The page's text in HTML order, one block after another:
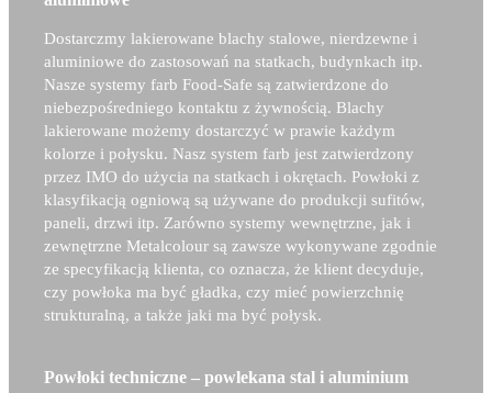
Dostarczmy lakierowane blachy stalowe, nierdzewne i
aluminiowe do zastosowań na statkach, budynkach itp.
Nasze systemy farb Food-Safe są zatwierdzone do
niebezpośredniego kontaktu z żywnością. Blachy
lakierowane możemy dostarczyć w prawie każdym
kolorze i połysku. Nasz system farb jest zatwierdzony
przez IMO do użycia na statkach i okrętach. Powłoki z
klasyfikacją ogniową są używane do produkcji sufitów,
paneli, drzwi itp. Zarówno systemy wewnętrzne, jak i
zewnętrzne Metalcolour są zawsze wykonywane zgodnie
ze specyfikacją klienta, co oznacza, że klient decyduje,
czy powłoka ma być gładka, czy mieć powierzchnię
strukturalną, a także jaki ma być połysk.
Powłoki techniczne – powlekana stal i aluminium